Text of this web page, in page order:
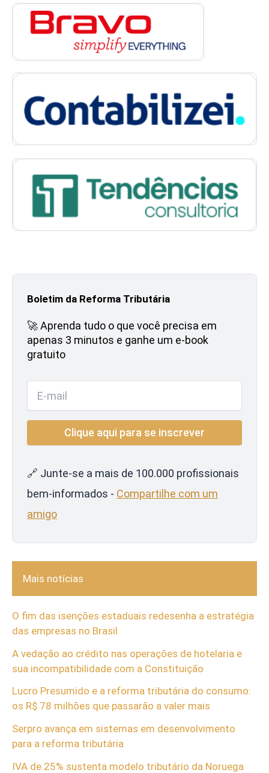
Boletim da Reforma Tributária
🚀 Aprenda tudo o que você precisa em
apenas 3 minutos e ganhe um e-book
gratuito
🔗 Junte-se a mais de 100.000 profissionais
bem-informados - Compartilhe com um
amigo
Mais notícias
O fim das isenções estaduais redesenha a estratégia
das empresas no Brasil
A vedação ao crédito nas operações de hotelaria e
sua incompatibilidade com a Constituição
Lucro Presumido e a reforma tributária do consumo:
os R$ 78 milhões que passarão a valer mais
Serpro avança em sistemas em desenvolvimento
para a reforma tributária
IVA de 25% sustenta modelo tributário da Noruega